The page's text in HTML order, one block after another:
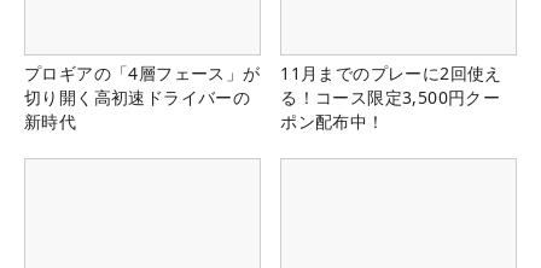
プロギアの「4層フェース」が
切り開く高初速ドライバーの
新時代
11月までのプレーに2回使え
る！コース限定3,500円クー
ポン配布中！